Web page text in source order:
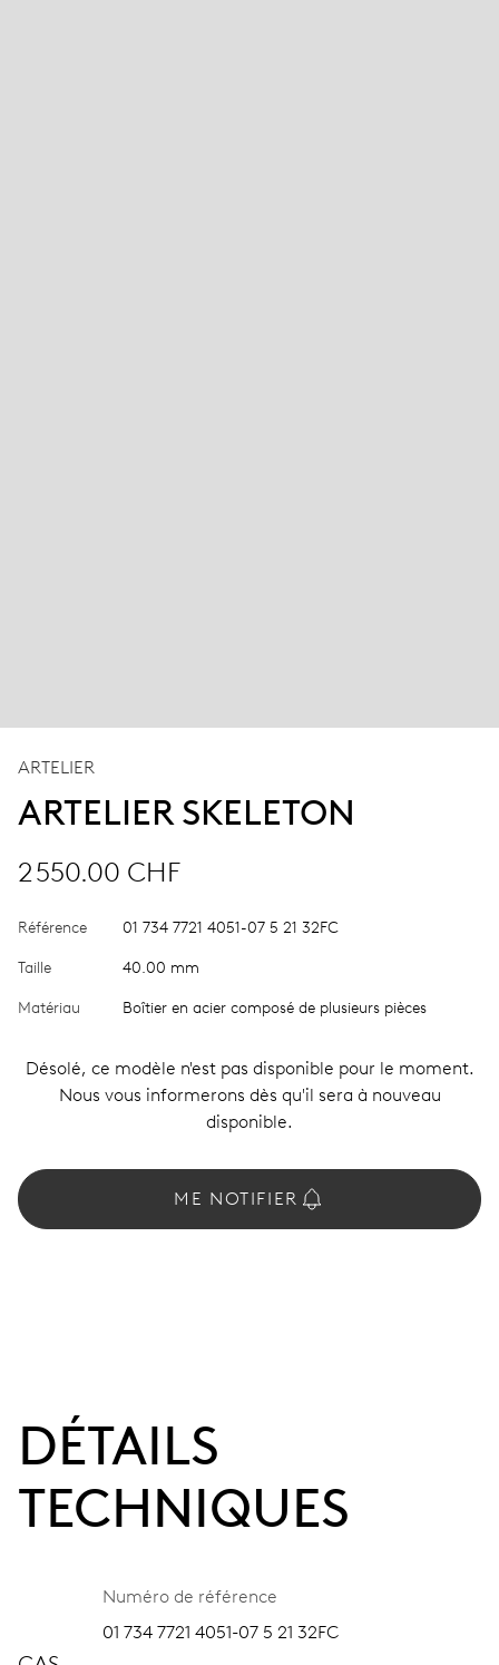
ARTELIER
ARTELIER SKELETON
2 550.00 CHF
Référence 01 734 7721 4051-07 5 21 32FC
Taille 40.00 mm
Matériau Boîtier en acier composé de plusieurs pièces
Désolé, ce modèle n'est pas disponible pour le moment.
Nous vous informerons dès qu'il sera à nouveau
disponible.
ME NOTIFIER
DÉTAILS
TECHNIQUES
Numéro de référence
01 734 7721 4051-07 5 21 32FC